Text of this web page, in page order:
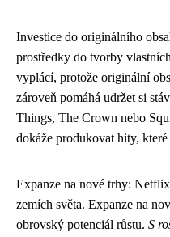
Investice do originálního
prostředky do tvorby
vyplácí, protože originální
zároveň pomáhá udržet si
Things, The Crown nebo
dokáže produkovat hity,
Expanze na nové trhy:
zemích světa. Expanze na
obrovský potenciál růstu. S